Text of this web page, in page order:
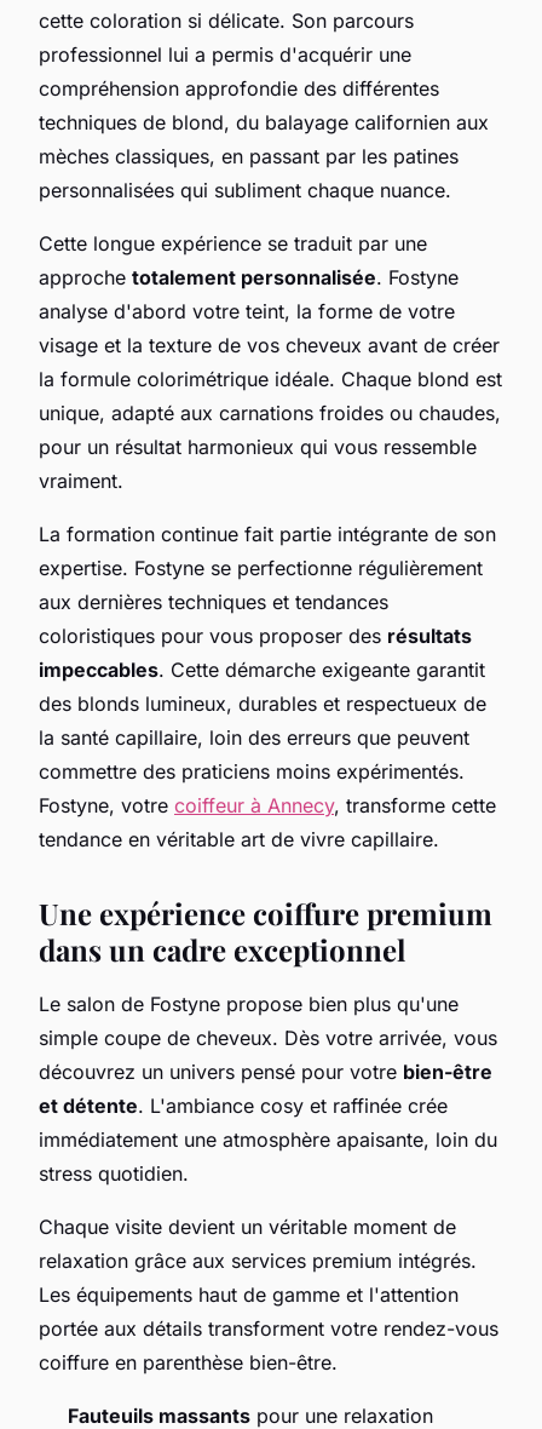
cette coloration si délicate. Son parcours
professionnel lui a permis d'acquérir une
compréhension approfondie des différentes
techniques de blond, du balayage californien aux
mèches classiques, en passant par les patines
personnalisées qui subliment chaque nuance.
Cette longue expérience se traduit par une
approche totalement personnalisée. Fostyne
analyse d'abord votre teint, la forme de votre
visage et la texture de vos cheveux avant de créer
la formule colorimétrique idéale. Chaque blond est
unique, adapté aux carnations froides ou chaudes,
pour un résultat harmonieux qui vous ressemble
vraiment.
La formation continue fait partie intégrante de son
expertise. Fostyne se perfectionne régulièrement
aux dernières techniques et tendances
coloristiques pour vous proposer des résultats
impeccables. Cette démarche exigeante garantit
des blonds lumineux, durables et respectueux de
la santé capillaire, loin des erreurs que peuvent
commettre des praticiens moins expérimentés.
Fostyne, votre coiffeur à Annecy, transforme cette
tendance en véritable art de vivre capillaire.
Une expérience coiffure premium
dans un cadre exceptionnel
Le salon de Fostyne propose bien plus qu'une
simple coupe de cheveux. Dès votre arrivée, vous
découvrez un univers pensé pour votre bien-être
et détente. L'ambiance cosy et raffinée crée
immédiatement une atmosphère apaisante, loin du
stress quotidien.
Chaque visite devient un véritable moment de
relaxation grâce aux services premium intégrés.
Les équipements haut de gamme et l'attention
portée aux détails transforment votre rendez-vous
coiffure en parenthèse bien-être.
Fauteuils massants pour une relaxation